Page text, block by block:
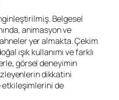
Belgesel
animasyon ve
yer almakta. Çekim
ışık kullanımı ve farklı
görsel deneyimin
dikkatini
de